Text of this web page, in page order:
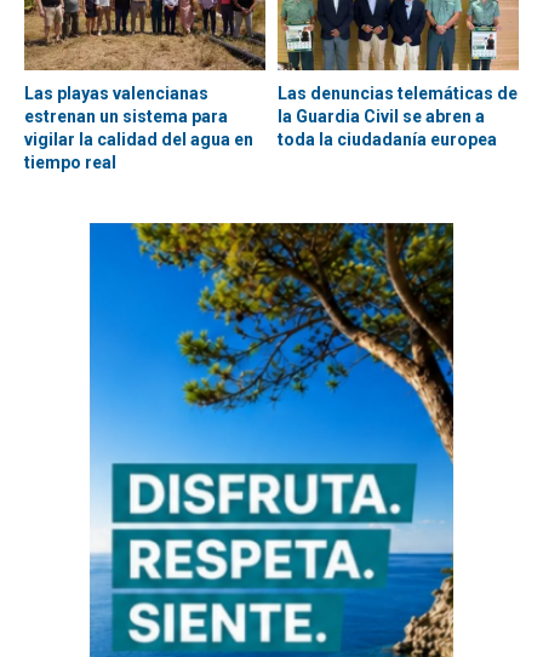
Las playas valencianas
estrenan un sistema para
vigilar la calidad del agua en
tiempo real
Las denuncias telemáticas de
la Guardia Civil se abren a
toda la ciudadanía europea